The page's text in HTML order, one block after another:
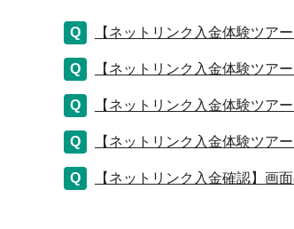
【ネットリンク入金体験ツア
【ネットリンク入金体験ツア
【ネットリンク入金体験ツア
【ネットリンク入金体験ツア
【ネットリンク入金確認】画